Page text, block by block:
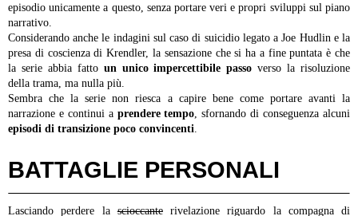
episodio unicamente a questo, senza portare veri e propri sviluppi sul piano
narrativo.
Considerando anche le indagini sul caso di suicidio legato a Joe Hudlin e la
presa di coscienza di Krendler, la sensazione che si ha a fine puntata è che
la serie abbia fatto un unico impercettibile passo verso la risoluzione
della trama, ma nulla più.
Sembra che la serie non riesca a capire bene come portare avanti la
narrazione e continui a prendere tempo , sfornando di conseguenza alcuni
episodi di transizione poco convincenti
BATTAGLIE PERSONALI
Lasciando perdere lascioccanterivelazione riguardo la compagna di